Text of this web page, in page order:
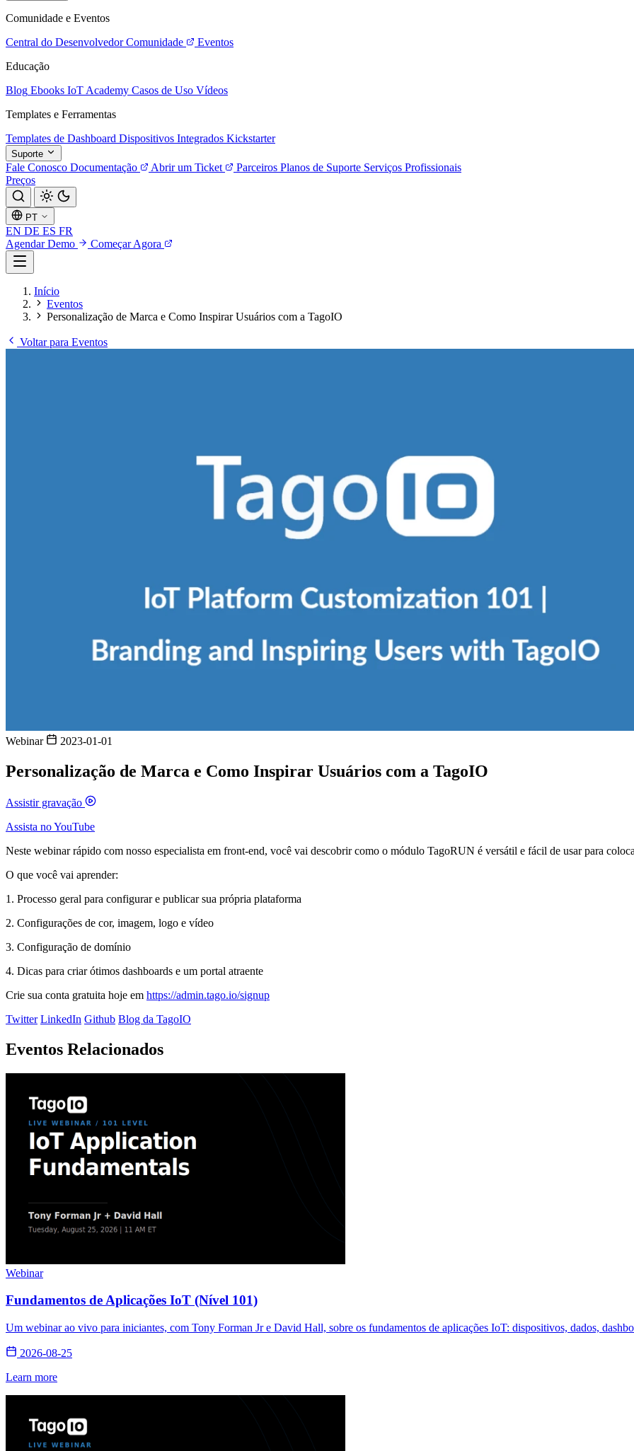
Comunidade e Eventos
Central do Desenvolvedor Comunidade
Eventos
Educação
Blog Ebooks IoT Academy Casos de Uso Vídeos
Templates e Ferramentas
Templates de Dashboard Dispositivos Integrados Kickstarter
Suporte
Fale Conosco Documentação Abrir um Ticket Parceiros Planos de Suporte Serviços Profissionais
Preços
PT
EN DE ES FR
Agendar Demo
Começar Agora
Início
Eventos
Personalização de Marca e Como Inspirar Usuários com a TagoIO
Voltar para Eventos
Webinar 2023-01-01
Personalização de Marca e Como Inspirar Usuários com a TagoIO
Assistir gravação
Assista no YouTube
Neste webinar rápido com nosso especialista em front-end, você vai descobrir como o módulo TagoRUN é versátil e fácil de usar para
O que você vai aprender:
1. Processo geral para configurar e publicar sua própria plataforma
2. Configurações de cor, imagem, logo e vídeo
3. Configuração de domínio
4. Dicas para criar ótimos dashboards e um portal atraente
Crie sua conta gratuita hoje em https://admin.tago.io/signup
Twitter LinkedIn Github Blog da TagoIO
Eventos Relacionados
Webinar
Fundamentos de Aplicações IoT (Nível 101)
Um webinar ao vivo para iniciantes, com Tony Forman Jr e David Hall, sobre os fundamentos de aplicações IoT: dispositivos, dados,
2026-08-25
Learn more